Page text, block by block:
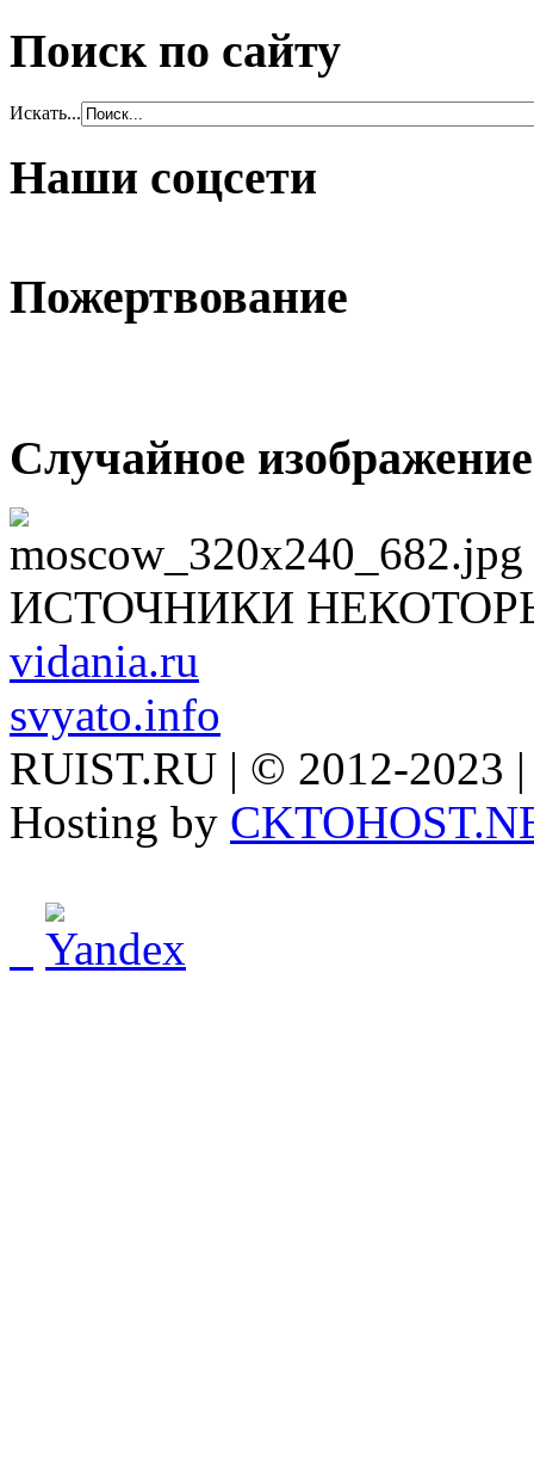
Поиск по сайту
Искать...
Наши соцсети
Пожертвование
Случайное изображение
ИСТОЧНИКИ
vidania.ru
svyato.info
RUIST.RU | © 2012-2023
Hosting by